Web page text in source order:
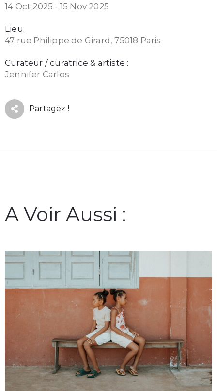
14 Oct 2025 - 15 Nov 2025
Lieu:
47 rue Philippe de Girard, 75018 Paris
Curateur / curatrice & artiste :
Jennifer Carlos
Partagez !
A Voir Aussi :